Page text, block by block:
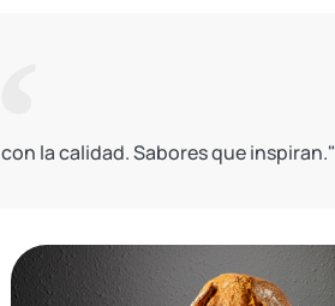
la calidad. Sabores que inspiran."